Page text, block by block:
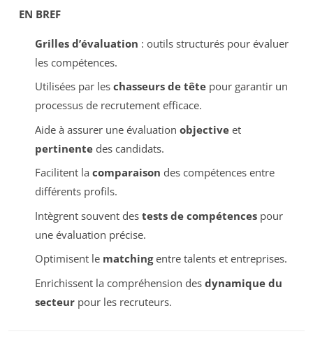
EN BREF
Grilles d’évaluation : outils structurés pour évaluer
les compétences.
Utilisées par les chasseurs de têtepour garantir un
processus de recrutement efficace.
Aide à assurer une évaluation objectiveet
pertinentedes candidats.
Facilitent la comparaison des compétences entre
différents profils.
Intègrent souvent des tests de compétencespour
une évaluation précise.
Optimisent le matchingentre talents et entreprises.
Enrichissent la compréhension des dynamique du
secteurpour les recruteurs.